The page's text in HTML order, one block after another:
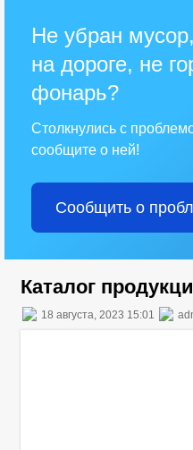
Не убран
на дороге, не
фонарь?
Столкнулись с
сообщите о ней!
Сообщить о
Каталог
18 августа, 2023 15:01